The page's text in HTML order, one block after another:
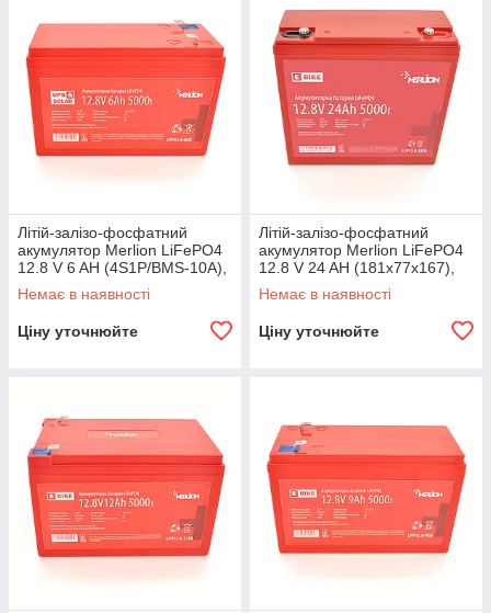
Літій-залізо-фосфатний
акумулятор Merlion LiFePO4
12.8 V 6 AH (4S1P/BMS-10A),
(151x65x97), 0,75kg for UPS,
до
Немає в наявності
Ціну уточнюйте
Літій-залізо-фосфатний
акумулятор Merlion LiFePO4
12.8 V 24 AH (181x77x167),
2,9kg для електротранспорту,
5000
Немає в наявності
Ціну уточнюйте